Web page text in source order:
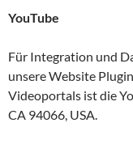
YouTube
Für Integration und
unsere Website
Videoportals ist die
CA 94066, USA.